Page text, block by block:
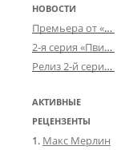
НОВОСТИ
Премьера от «Усталого королевства»: «Игорь начал»
2-я серия «Пвин Тикса» от 2-D
Релиз 2-й серии «БДСМ-людей» от «Аркада Фильм»
АКТИВНЫЕ
РЕЦЕНЗЕНТЫ
Макс Мерлин